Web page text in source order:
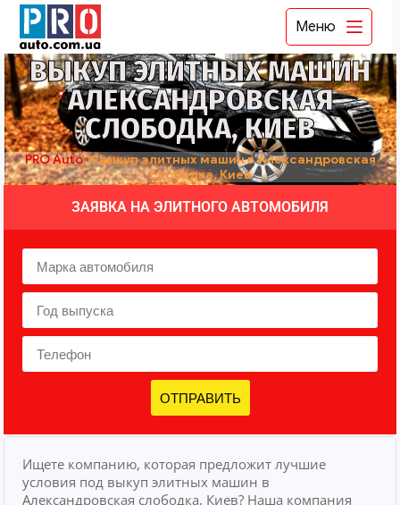
Меню
ВЫКУП ЭЛИТНЫХ МАШИН
АЛЕКСАНДРОВСКАЯ
СЛОБОДКА, КИЕВ
PRO Auto➤выкуп элитных машин в Александровская
слободка, Киев
ЗАЯВКА НА ЭЛИТНОГО АВТОМОБИЛЯ
ОТПРАВИТЬ
Ищете компанию, которая предложит лучшие
условия под выкуп элитных машин в
Александровская слободка, Киев? Наша компания